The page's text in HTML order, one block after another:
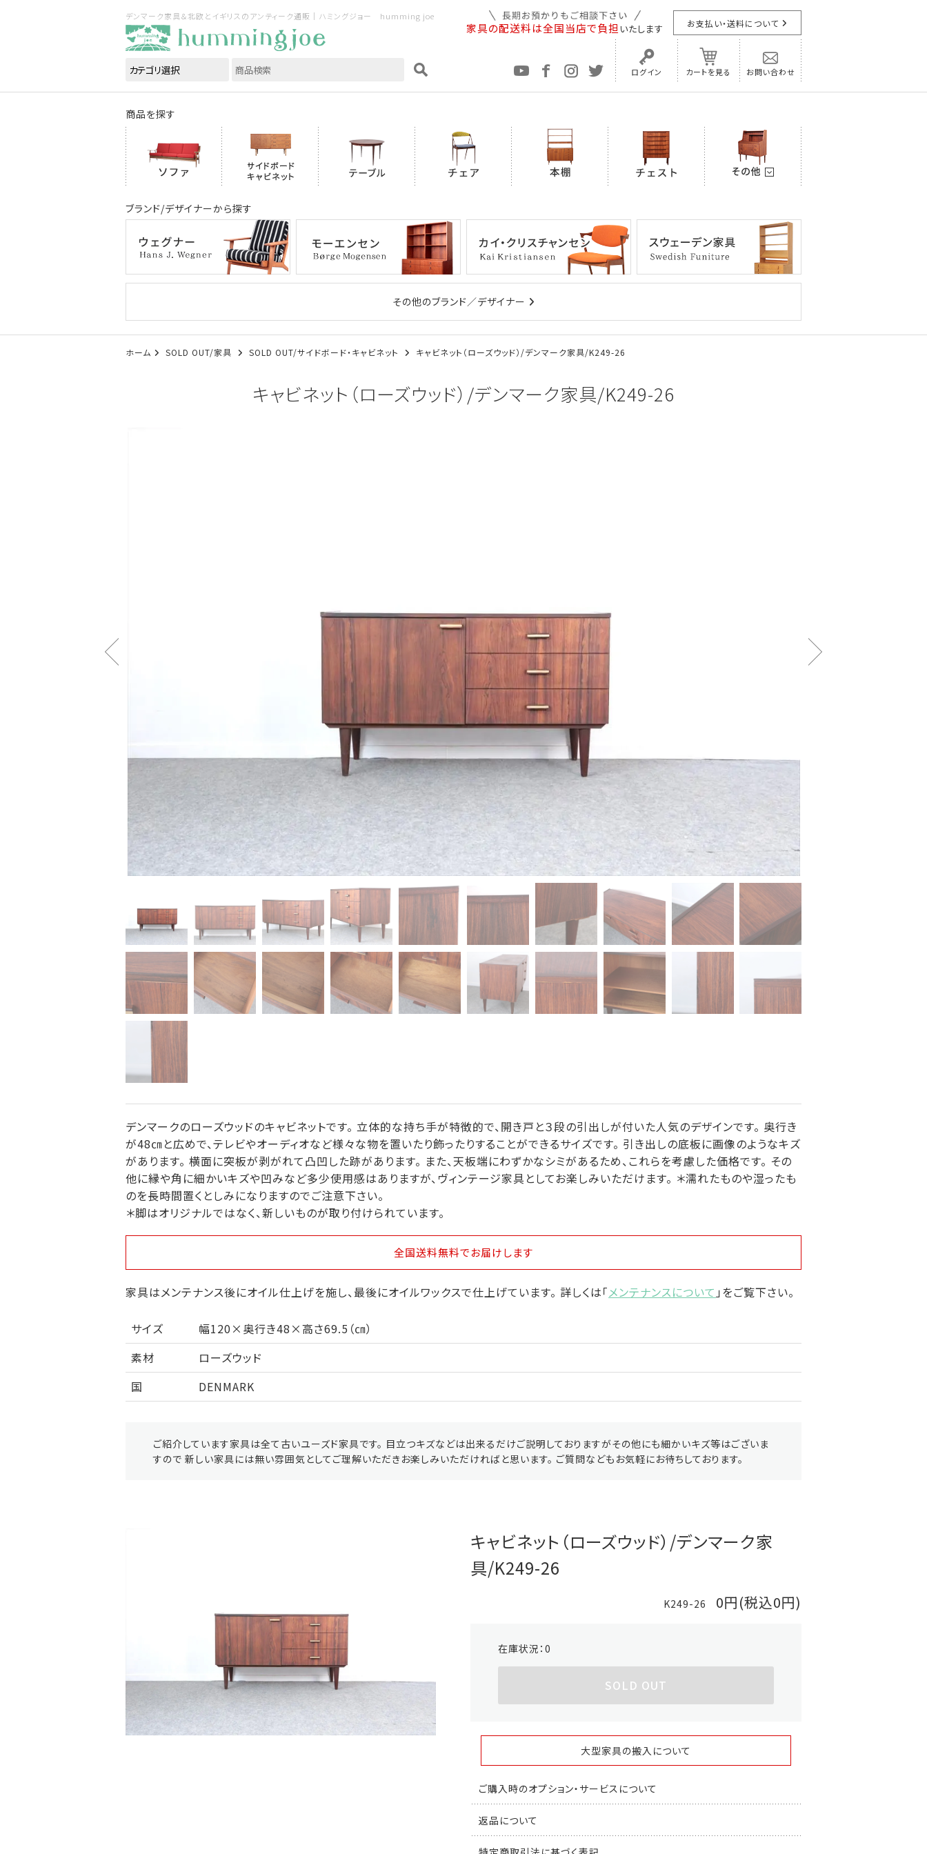
デンマーク家具＆北欧とイギリスのアンティーク通販｜ハミングジョー humming joe
家具の配送料は全国当店で負担 いたします お支払い・送料について
ログイン カートを見る お問い合わせ
商品を探す
ブランド/デザイナーから探す
その他のブランド／デザイナー
ホーム SOLD OUT/家具 SOLD OUT/サイドボード・キャビネット キャビネット（ローズウッド）/デンマーク家具/K249-26
キャビネット（ローズウッド）/デンマーク家具/K249-26
デンマークのローズウッドのキャビネットです。 立体的な持ち手が特徴的で、開き戸と３段の引出しが付いた人気のデザインです。 奥行き
が48㎝と広めで、テレビやオーディオなど様々な物を置いたり飾ったりすることができるサイズです。 引き出しの底板に画像のようなキズ
があります。 横面に突板が剥がれて凸凹した跡があります。 また、天板端にわずかなシミがあるため、これらを考慮した価格です。 その
他に縁や角に細かいキズや凹みなど多少使用感はありますが、ヴィンテージ家具としてお楽しみいただけます。 ＊濡れたものや湿ったも
のを長時間置くとしみになりますのでご注意下さい。
＊脚はオリジナルではなく、新しいものが取り付けられています。
全国送料無料でお届けします
家具はメンテナンス後にオイル仕上げを施し、最後にオイルワックスで仕上げています。 詳しくは「メンテナンスについて 」をご覧下さい。
サイズ
幅120×奥行き48×高さ69.5（㎝）
素材
ローズウッド
国
DENMARK
ご紹介しています家具は全て古いユーズド家具です。 目立つキズなどは出来るだけご説明しておりますがその他にも細かいキズ等はございま
すので 新しい家具には無い雰囲気としてご理解いただきお楽しみいただければと思います。 ご質問などもお気軽にお待ちしております。
キャビネット（ローズウッド）/デンマーク家
具/K249-26
K249-26 0円(税込0円)
在庫状況： 0
SOLD OUT
大型家具の搬入について
ご購入時のオプション・サービスについて
返品について